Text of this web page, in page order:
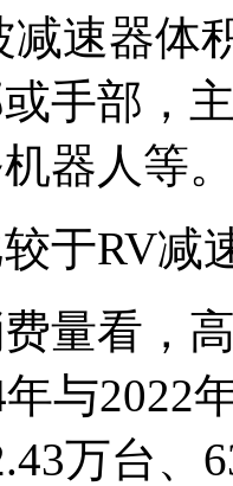
器体积
手部，
器人等。
RV减速
看，高
与2022
万台、